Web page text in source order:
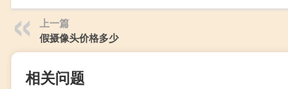
上一篇
假摄像头价格多少
相关问题